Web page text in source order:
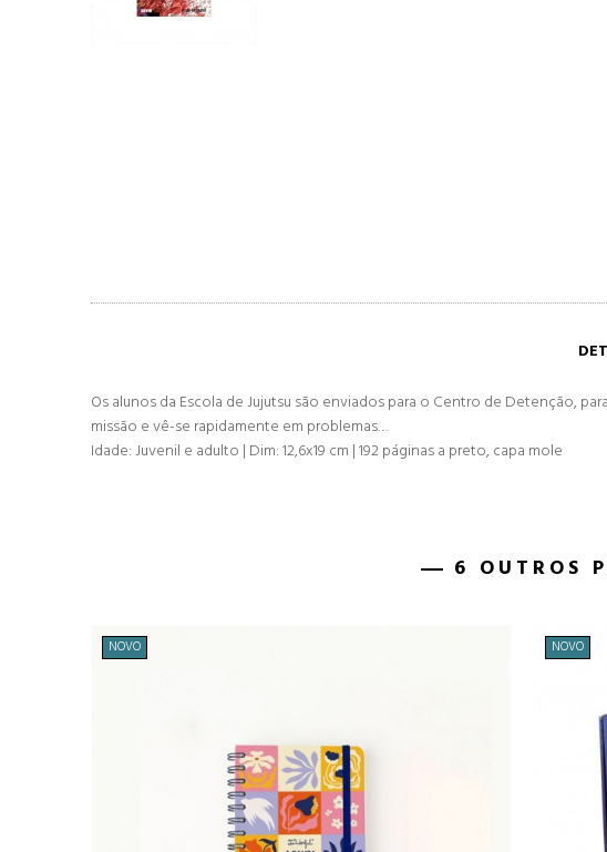
Os alunos da Escola de Jujutsu são enviados para o Centro de Detenção,
missão e vê-se rapidamente em problemas…
Idade: Juvenil e adulto | Dim: 12,6x19 cm | 192páginas a preto, capa mole
6 OUTROS
NOVO NOVO